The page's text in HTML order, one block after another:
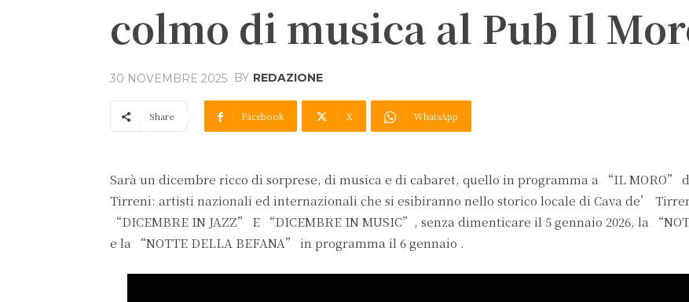
colmo di musica al Pub Il
30 NOVEMBRE 2025 BY REDAZIONE
Share Facebook X WhatsApp
Sarà un dicembre ricco di sorprese, di musica e di cabaret, quello in programma a “IL MORO”
Tirreni: artisti nazionali ed internazionali che si esibiranno nello storico locale di Cava de’
“DICEMBRE IN JAZZ” E “DICEMBRE IN MUSIC”, senza dimenticare il 5 gennaio 2026, la
e la “NOTTE DELLA BEFANA” in programma il 6 gennaio .